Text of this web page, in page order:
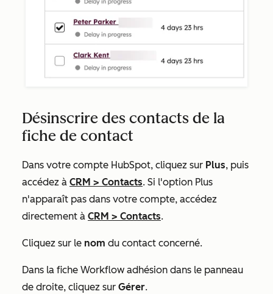
Désinscrire des contacts de la
fiche de contact
Dans votre compte HubSpot, cliquez sur Plus, puis
accédez à CRM > Contacts. Si l'option Plus
n'apparaît pas dans votre compte, accédez
directement à CRM > Contacts.
Cliquez sur le nom du contact concerné.
Dans la fiche Workflow adhésion dans le panneau
de droite, cliquez sur Gérer.